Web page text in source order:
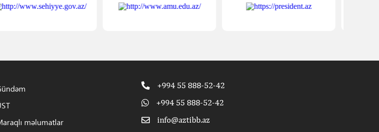
məlumatlar
+994 55 888-52-42
+994 55 888-52-42
info@aztibb.az